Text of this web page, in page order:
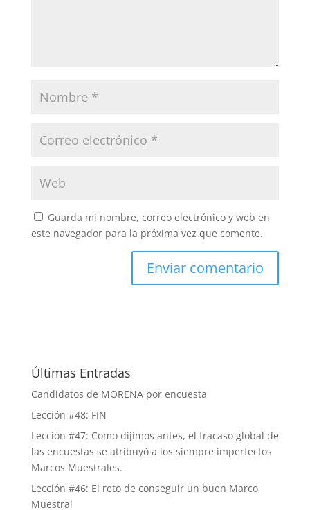
Guarda mi nombre, correo electrónico y web en
este navegador para la próxima vez que comente.
Últimas Entradas
Candidatos de MORENA por encuesta
Lección #48: FIN
Lección #47: Como dijimos antes, el fracaso global de
las encuestas se atribuyó a los siempre imperfectos
Marcos Muestrales.
Lección #46: El reto de conseguir un buen Marco
Muestral